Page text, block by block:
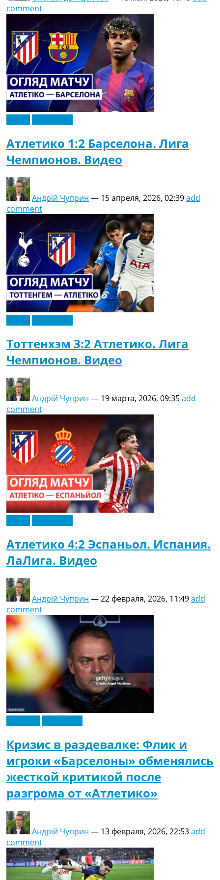
comment
Атлетико 1:2 Барселона. Лига
Чемпионов. Видео
Андрій Чуприн — 15 апреля, 2026, 02:39add
comment
Тоттенхэм 3:2 Атлетико. Лига
Чемпионов. Видео
Андрій Чуприн — 19 марта, 2026, 09:35add
comment
Атлетико 4:2 Эспаньол. Испания.
ЛаЛига. Видео
Андрій Чуприн —22 февраля, 2026, 11:49add
comment
Кризис в раздевалке: Флик и
игроки «Барселоны» обменялись
жесткой критикой после
разгрома от «Атлетико»
Андрій Чуприн — 13 февраля, 2026, 22:53add
comment